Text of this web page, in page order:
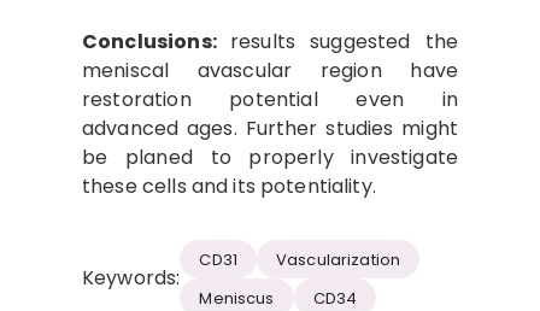
Conclusions: results suggested the
meniscal avascular region have
restoration potential even in
advanced ages. Further studies might
be planed to properly investigate
these cells and its potentiality.
Keywords:
CD31
Vascularization
Meniscus
CD34